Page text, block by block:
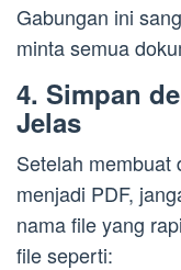
Gabungan ini
minta semua
4. Simpan
Jelas
Setelah membuat
menjadi PDF,
nama file yang
file seperti: